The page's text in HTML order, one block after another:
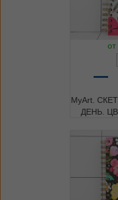
от
–
MyArt.
ДЕНЬ.